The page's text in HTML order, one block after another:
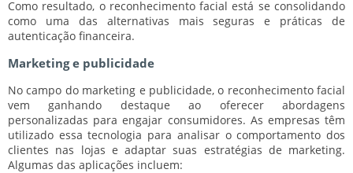
Como resultado, o reconhecimento facial está se consolidando
como uma das alternativas mais seguras e práticas de
autenticação financeira.
Marketing e publicidade
No campo do marketing e publicidade, o reconhecimento facial
vem ganhando destaque ao oferecer abordagens
personalizadas para engajar consumidores. As empresas têm
utilizado essa tecnologia para analisar o comportamento dos
clientes nas lojas e adaptar suas estratégias de marketing.
Algumas das aplicações incluem: